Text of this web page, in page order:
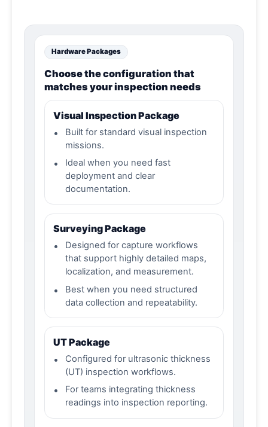
Hardware Packages
Choose the configuration that
matches your inspection needs
Visual Inspection Package
•
Built for standard visual inspection
missions.
•
Ideal when you need fast
deployment and clear
documentation.
Surveying Package
•
Designed for capture workflows
that support highly detailed maps,
localization, and measurement.
•
Best when you need structured
data collection and repeatability.
UT Package
•
Configured for ultrasonic thickness
(UT) inspection workflows.
•
For teams integrating thickness
readings into inspection reporting.